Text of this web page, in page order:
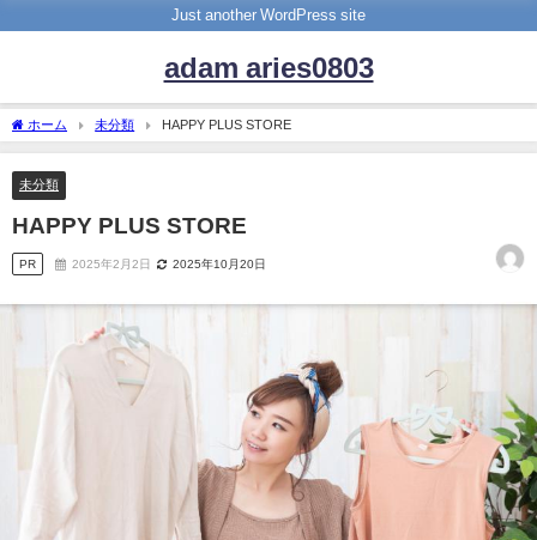
Just another WordPress site
adam aries0803
ホーム 未分類 HAPPY PLUS STORE
未分類
HAPPY PLUS STORE
PR 2025年2月2日 2025年10月20日